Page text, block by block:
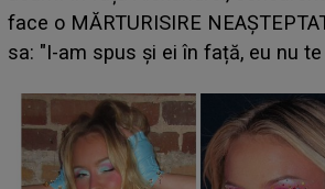
ce i-a spus artista suedeză în
pregătită...”